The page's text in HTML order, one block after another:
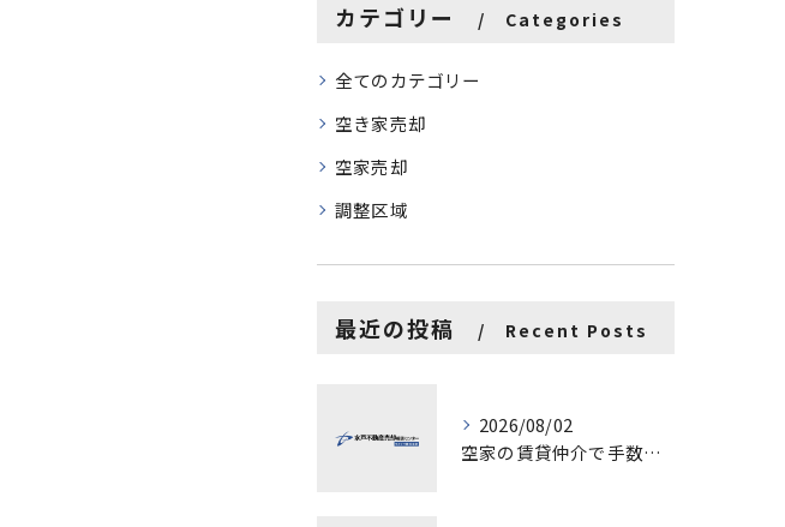
カテゴリー Categories
全てのカテゴリー
空き家売却
空家売却
調整区域
最近の投稿 Recent Posts
2026/08/02
空家の賃貸仲介で手数料と上限を徹底解説し200万円物件の注意点も紹介